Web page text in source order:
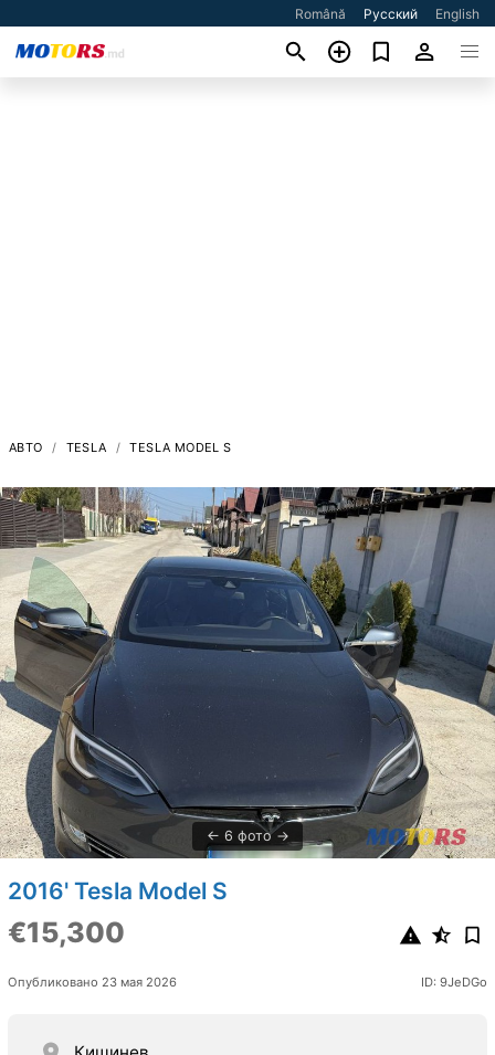
Română Русский English
АВТО TESLA TESLA MODEL S
6 фото
2016' Tesla Model S
€15,300
Опубликовано 23 мая 2026 ID: 9JeDGo